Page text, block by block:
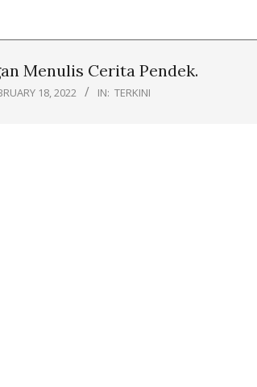
Menulis Cerita Pendek.
18, 2022 IN: TERKINI